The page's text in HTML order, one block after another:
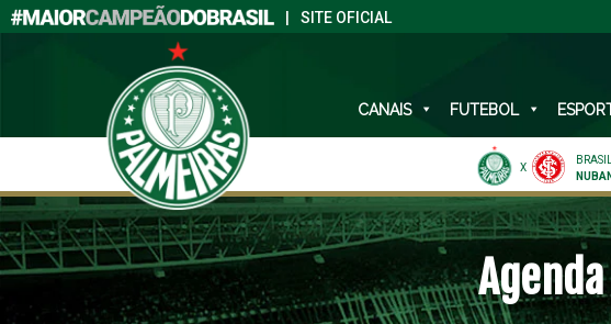
SITE OFICIAL
CANAIS FUTEBOL
X